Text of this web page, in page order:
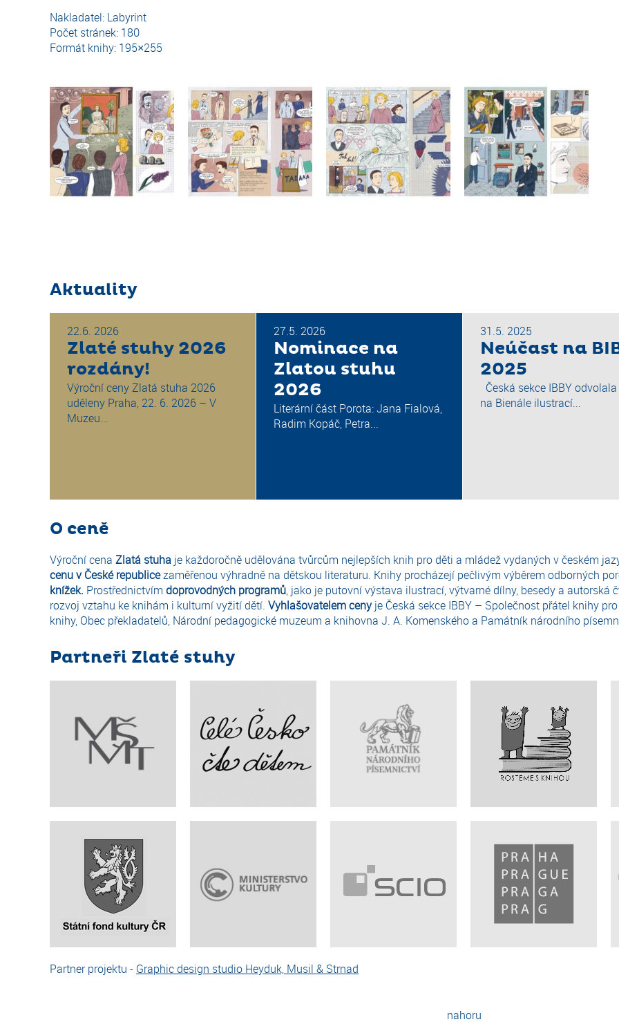
Nakladatel: Labyrint
Počet stránek: 180
Formát knihy: 195×255
Aktuality
22.6. 2026
Zlaté stuhy 2026
rozdány!
Výroční ceny Zlatá stuha 2026
uděleny Praha, 22. 6. 2026 – V
Muzeu...
27.5. 2026
Nominace na
Zlatou stuhu
2026
Literární část Porota: Jana Fialová,
Radim Kopáč, Petra...
31.5. 2025
Neúčast na
2025
Česká sekce IBBY
na Bienále ilustrací...
O ceně
Výroční cena Zlatá stuha je každoročně udělována tvůrcům nejlepších knih pro děti a mládež vydaných v českém
cenu v České republicezaměřenou výhradně na dětskou literaturu. Knihy procházejí pečlivým výběrem odborných
knížek. Prostřednictvím doprovodných programů, jako je putovní výstava ilustrací, výtvarné dílny, besedy a
rozvoj vztahu ke knihám i kulturní vyžití dětí. Vyhlašovatelem cenyje Česká sekce IBBY – Společnost přátel knihy
knihy, Obec překladatelů, Národní pedagogické muzeum a knihovna J. A. Komenského a Památník národního
Partneři Zlaté stuhy
Partner projektu - Graphic design studio Heyduk, Musil & Strnad
nahoru